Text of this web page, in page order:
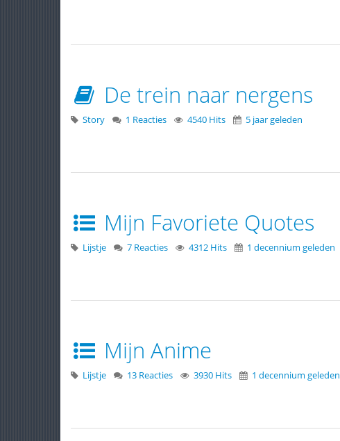
De trein naar nergens
Story 1 Reacties 4540 Hits 5 jaar geleden
Mijn Favoriete Quotes
Lijstje 7 Reacties 4312 Hits 1 decennium geleden
Mijn Anime
Lijstje 13 Reacties 3930 Hits 1 decennium geleden